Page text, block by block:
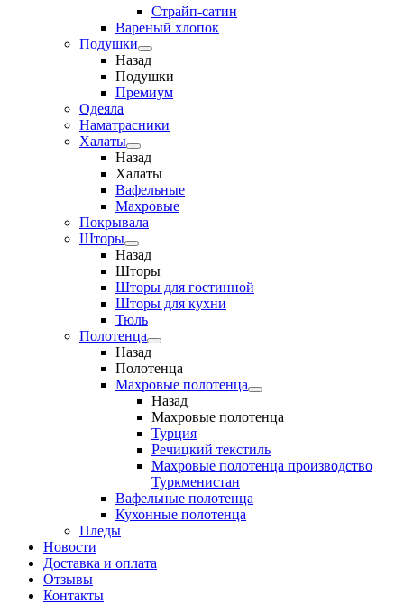
Страйп-сатин
Вареный хлопок
Подушки
Назад
Подушки
Премиум
Одеяла
Наматрасники
Халаты
Назад
Халаты
Вафельные
Махровые
Покрывала
Шторы
Назад
Шторы
Шторы для гостинной
Шторы для кухни
Тюль
Полотенца
Назад
Полотенца
Махровые полотенца
Назад
Махровые полотенца
Турция
Речицкий текстиль
Махровые полотенца производство
Туркменистан
Вафельные полотенца
Кухонные полотенца
Пледы
Новости
Доставка и оплата
Отзывы
Контакты